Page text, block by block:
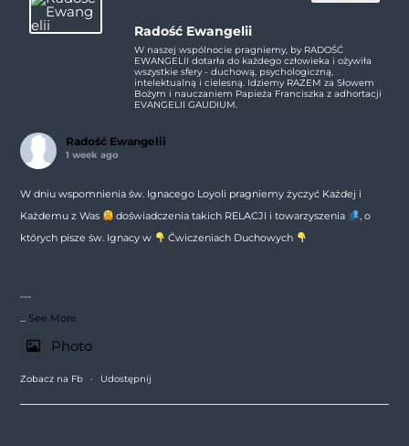
Radość Ewangelii
W naszej wspólnocie pragniemy, by RADOŚĆ
EWANGELII dotarła do każdego człowieka i ożywiła
wszystkie sfery - duchową, psychologiczną,
intelektualną i cielesną. Idziemy RAZEM za Słowem
Bożym i nauczaniem Papieża Franciszka z adhortacji
EVANGELII GAUDIUM.
Radość Ewangelii
1 week ago
W dniu wspomnienia św. Ignacego Loyoli pragniemy życzyć Każdej i
Każdemu z Was
doświadczenia takich RELACJI i towarzyszenia
, o
których pisze św. Ignacy w
Ćwiczeniach Duchowych
---
... See More
Photo
Zobacz na Fb · Udostępnij